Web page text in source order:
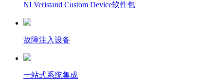
NI Veristand Custom Device软件包
故障注入设备
一站式系统集成